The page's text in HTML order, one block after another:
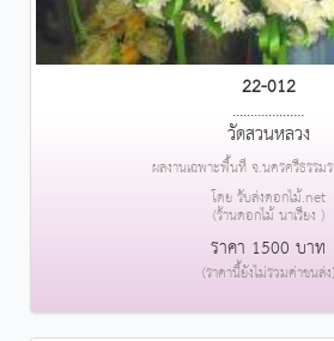
22-012
....................
วัดสวนหลวง
ผลงานเฉพาะพื้นที่ จ.นครศรีธรรม
โดย รับส่งดอกไม้.net
(ร้านดอกไม้ นาเรียง )
ราคา 1500 บาท
(ราคานี้ยังไม่รวมค่าขนส่ง)